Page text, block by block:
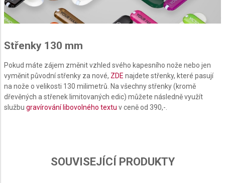
Střenky 130 mm
Pokud máte zájem změnit vzhled svého kapesního nože nebo jen
vyměnit původní střenky za nové, ZDE najdete střenky, které pasují
na nože o velikosti 130 milimetrů. Na všechny střenky (kromě
dřevěných a střenek limitovaných edic) můžete následně využít
službu gravírování libovolného textu v ceně od 390,-.
SOUVISEJÍCÍ PRODUKTY
Create profiles to personalise content
Measure advertising performance
Measure content performance
Understand audiences through statistics or
combinations of data from different sources